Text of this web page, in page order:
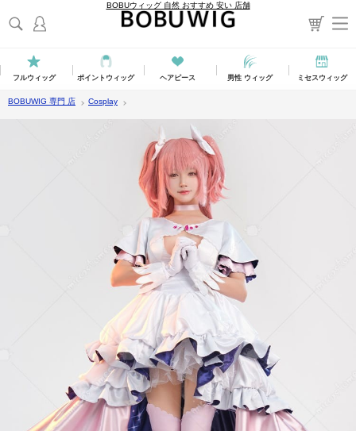
BOBUウィッグ 自然 おすすめ 安い 店舗
フルウィッグ ポイントウィッグ ヘアピース 男性 ウィッグ ミセスウィッグ
BOBUWIG 専門 店 Cosplay